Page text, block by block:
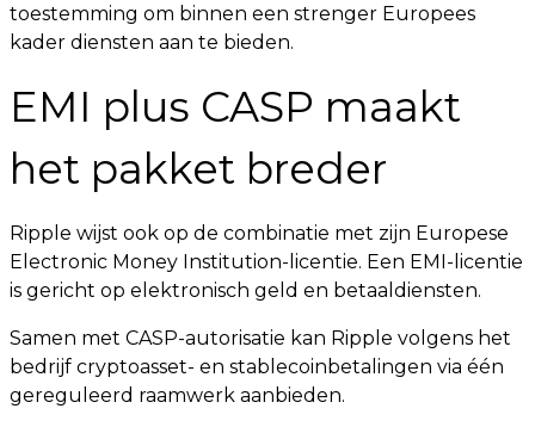
toestemming om binnen een strenger Europees
kader diensten aan te bieden.
EMI plus CASP maakt
het pakket breder
Ripple wijst ook op de combinatie met zijn Europese
Electronic Money Institution-licentie. Een EMI-licentie
is gericht op elektronisch geld en betaaldiensten.
Samen met CASP-autorisatie kan Ripple volgens het
bedrijf cryptoasset- en stablecoinbetalingen via één
gereguleerd raamwerk aanbieden.